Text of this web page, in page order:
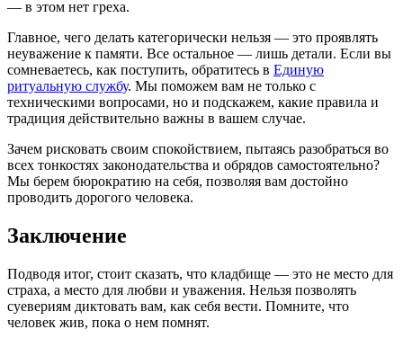
— в этом нет греха.
Главное, чего делать категорически нельзя — это проявлять
неуважение к памяти. Все остальное — лишь детали. Если вы
сомневаетесь, как поступить, обратитесь в Единую
ритуальную службу. Мы поможем вам не только с
техническими вопросами, но и подскажем, какие правила и
традиция действительно важны в вашем случае.
Зачем рисковать своим спокойствием, пытаясь разобраться во
всех тонкостях законодательства и обрядов самостоятельно?
Мы берем бюрократию на себя, позволяя вам достойно
проводить дорогого человека.
Заключение
Подводя итог, стоит сказать, что кладбище — это не место для
страха, а место для любви и уважения. Нельзя позволять
суевериям диктовать вам, как себя вести. Помните, что
человек жив, пока о нем помнят.